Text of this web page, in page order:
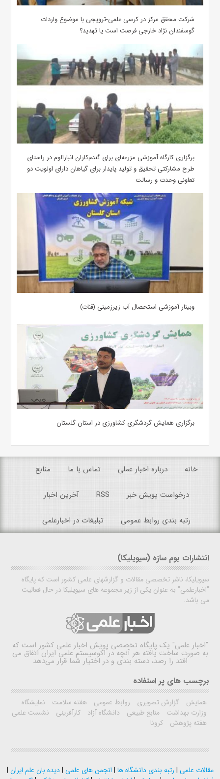
شرکت محقق مرکز در کرسی علمی-ترویجی با موضوع واردات
گوسفندان نژاد خارجی فرصت است یا تهدید؟
برگزاری کارگاه آموزشی مزرعه‌ای برای گندم‌کاران انبارالوم در راستای
طرح مشارکتی تحقیق و تولید پایدار برای گیاهان دارای اولویت دو
تعاونی وحدت و رسالت
وبینار آموزشی استحصال آب زیرزمینی (قنات)
برگزاری همایش گردشگری کشاورزی در استان گلستان
خانه درباره اخبار عملی تماس با ما منابع
درخواست پویش خبر RSS آخرین اخبار
رتبه بندی روابط عمومی تبلیغات در اخبارعلمی
انتشارات بوم سازه (سیویلیکا)
سیویلیکا، ناشر تخصصی مقالات و گزارشهای علمی کشور است که پایگاه
"اخبارعلمی" به عنوان یکی از زیر مجموعه های سیویلیکا در حال فعالیت
می باشد.
"اخبار علمی" یک پایگاه تخصصی پویش اخبار علمی کشور است که
به صورت ساخت یافته هر آنچه در اکوسیستم علمی ایران اتفاق می
افتد را رصد، دسته بندی و در اختیار شما قرار می‌دهد
برچسب های پر استفاده
همایش گزارش تصویری روابط عمومی هفته سلامت
نمایشگاه
وزارت بهداشت
منابع طبیعی دانشگاه آزاد کارآفرینی
نشست علمی
هفته پژوهش
کرونا
مقالات علمی | رتبه بندی دانشگاه ها | انجمن های علمی |دیده بان علم ایران |